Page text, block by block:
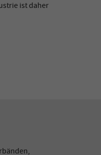
ist daher